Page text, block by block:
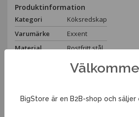
Produktinformation
Kategori
Köksredskap
Varumärke
Exxent
Material
Rostfritt stål
15cm
BigStore är en B2B-shop och